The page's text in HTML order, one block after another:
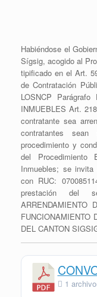
Habiéndose el
Sígsig, acogido al
tipificado en el Art.
de Contratación
LOSNCP
INMUEBLES Art.
contratante sea
contratantes
procedimiento y
del Procedimiento
Inmuebles; se
con RUC:
prestación del
ARRENDAMIENTO
FUNCIONAMIENTO
DEL CANTON
1